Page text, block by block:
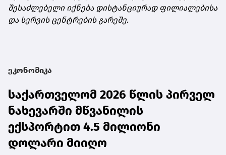
შესაძლებელი იქნება დისტანციურად ფილიალებისა
და სერვის ცენტრების გარეშე.
ეკონომიკა
საქართველომ 2026 წლის პირველ
ნახევარში მწვანილის
ექსპორტით 4.5 მილიონი
დოლარი მიიღო